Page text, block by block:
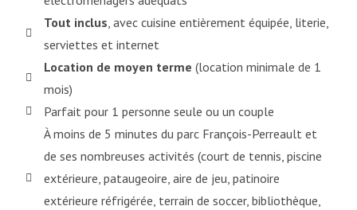
Tout inclus, avec cuisine entièrement équipée, literie,
serviettes et internet
Location de moyen terme (location minimale de 1
mois)
Parfait pour 1 personne seule ou un couple
À moins de 5 minutes du parc François-Perreault et
de ses nombreuses activités (court de tennis, piscine
extérieure, pataugeoire, aire de jeu, patinoire
extérieure réfrigérée, terrain de soccer, bibliothèque,